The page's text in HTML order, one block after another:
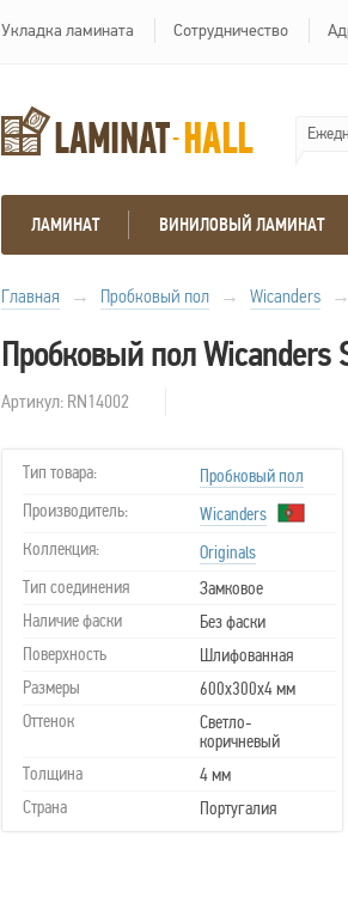
Укладка ламината Сотрудничество
ЛАМИНАТ ВИНИЛОВЫЙ ЛАМИНАТ
Главная → Пробковый пол → Wicanders →
Пробковый пол Wicanders
Артикул: RN14002
Тип товара:
Пробковый пол
Производитель:
Wicanders
Коллекция:
Originals
Тип соединения
Замковое
Наличие фаски
Без фаски
Поверхность
Шлифованная
Размеры
600х300х4 мм
Оттенок
Светло-
коричневый
Толщина
4 мм
Страна
Португалия